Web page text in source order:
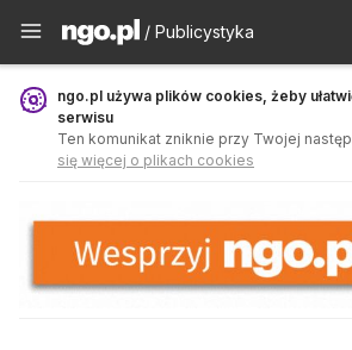
Publicystyka - ngo.pl
/ Publicystyka
ngo.pl używa plików cookies, żeby
serwisu
Ten komunikat zniknie przy Twojej
się więcej o plikach cookies